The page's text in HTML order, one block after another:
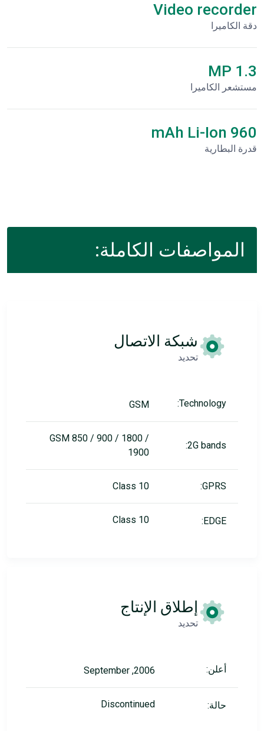
Video recorder
دقة الكاميرا
1.3 MP
مستشعر الكاميرا
960 mAh Li-Ion
قدرة البطارية
المواصفات الكاملة:
شبكة الاتصال
تحديد
Technology:
GSM
2G bands:
GSM 850 / 900 / 1800 /
1900
GPRS:
Class 10
EDGE:
Class 10
إطلاق الإنتاج
تحديد
أعلن: 2006, September
حالة: Discontinued